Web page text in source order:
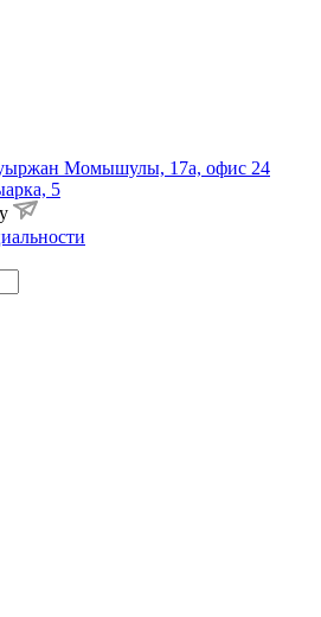
Момышулы, 17а, офис 24
5